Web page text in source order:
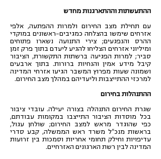
ההתעשתות וההתארגנות מחדש
עם תחילת מצב החירום ולמרות ההפתעה, אלפי
אזרחים שימשו בהצלחה כמגיבים-ראשונים במוקדי
ההרס והנפגעים; צירי התנועה נשארו פתוחים
ומיליוני אזרחים הצליחו להגיע ליעדם בתוך פרק זמן
סביר; למרות הפגיעה ברשתות התקשורת, הציבור
קיבל מידע אמין והנחיות ברורות. בתוך ארבעים
ושמונה שעות מפרוץ המשבר הגיעו אזרחי המדינה
למרכזי ההתייצבות וליעדיהם במהלך מצב החירום.
ההתנהלות בחירום
שגרת החירום התנהלה בצורה יעילה. עובדי ציבור
בכל מוסדות הציבור התייצבו במקומות עבודתם,
כפי שהוגדר מראש למצב החירום; שולחן עגול,
בראשות מנכ"ל משרד ראש הממשלה, קבע סדרי
עדיפויות וחילק תחומי אחריות וסמכות בין זרועות
המדינה לבין רשת הארגונים האזרחיים.